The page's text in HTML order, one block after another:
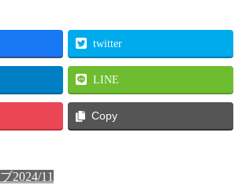
twitter
LINE
Copy
2024/11